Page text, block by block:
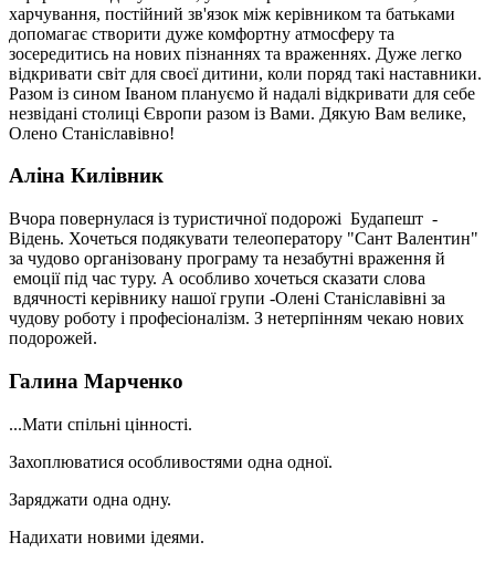
харчування, постійний зв'язок між керівником та батьками
допомагає створити дуже комфортну атмосферу та
зосередитись на нових пізнаннях та враженнях. Дуже легко
відкривати світ для своєї дитини, коли поряд такі наставники.
Разом із сином Іваном плануємо й надалі відкривати для себе
незвідані столиці Європи разом із Вами. Дякую Вам велике,
Олено Станіславівно!
Аліна Килівник
Вчора повернулася із туристичної подорожі Будапешт -
Відень. Хочеться подякувати телеоператору "Сант Валентин"
за чудово організовану програму та незабутні враження й
емоції під час туру. А особливо хочеться сказати слова
вдячності керівнику нашої групи -Олені Станіславівні за
чудову роботу і професіоналізм. З нетерпінням чекаю нових
подорожей.
Галина Марченко
...Мати спільні цінності.
Захоплюватися особливостями одна одної.
Заряджати одна одну.
Надихати новими ідеями.